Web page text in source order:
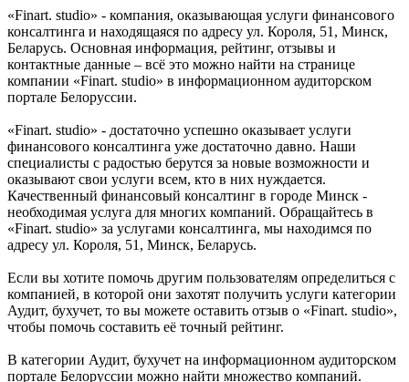
«Finart. studio» - компания, оказывающая услуги финансового
консалтинга и находящаяся по адресу ул. Короля, 51, Минск,
Беларусь. Основная информация, рейтинг, отзывы и
контактные данные – всё это можно найти на странице
компании «Finart. studio» в информационном аудиторском
портале Белоруссии.
«Finart. studio» - достаточно успешно оказывает услуги
финансового консалтинга уже достаточно давно. Наши
специалисты с радостью берутся за новые возможности и
оказывают свои услуги всем, кто в них нуждается.
Качественный финансовый консалтинг в городе Минск -
необходимая услуга для многих компаний. Обращайтесь в
«Finart. studio» за услугами консалтинга, мы находимся по
адресу ул. Короля, 51, Минск, Беларусь.
Если вы хотите помочь другим пользователям определиться с
компанией, в которой они захотят получить услуги категории
Аудит, бухучет, то вы можете оставить отзыв о «Finart. studio»,
чтобы помочь составить её точный рейтинг.
В категории Аудит, бухучет на информационном аудиторском
портале Белоруссии можно найти множество компаний.